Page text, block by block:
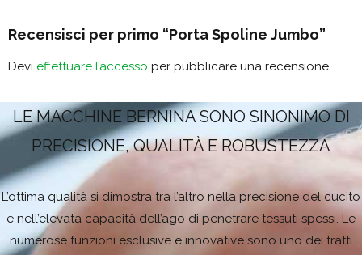
Recensisci per primo “Porta Spoline Jumbo”
Devi effettuare l’accesso per pubblicare una recensione.
LE MACCHINE BERNINA SONO SINONIMO DI
PRECISIONE, QUALITÀ E ROBUSTEZZA
L’ottima qualità si dimostra tra l’altro nella precisione del cucito
e nell’elevata capacità dell’ago di penetrare tessuti spessi. Le
numerose funzioni esclusive e innovative sono uno dei tratti